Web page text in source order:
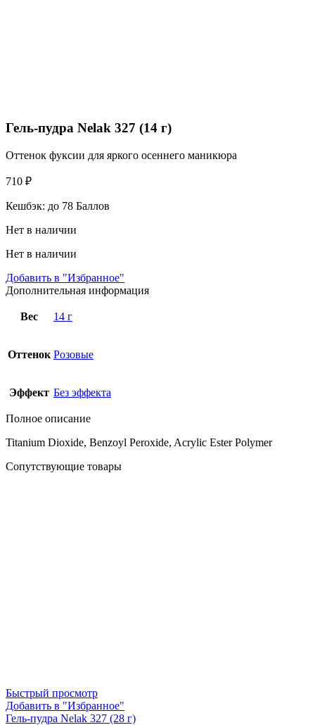
Гель-пудра Nelak 327 (14 г)
Оттенок фуксии для яркого осеннего маникюра
710 ₽
Кешбэк: до 78 Баллов
Нет в наличии
Нет в наличии
Добавить в "Избранное"
Дополнительная информация
Вес 14 г
Оттенок Розовые
Эффект Без эффекта
Полное описание
Titanium Dioxide, Benzoyl Peroxide, Acrylic Ester Polymer
Сопутствующие товары
Быстрый просмотр
Добавить в "Избранное"
Гель-пудра Nelak 327 (28 г)